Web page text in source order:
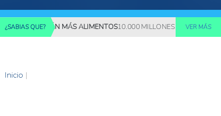
¿SABIAS QUE?MÁS ALIMENTOS10.000 MILLONES DE PERSONAS
VER MÁS
Inicio |